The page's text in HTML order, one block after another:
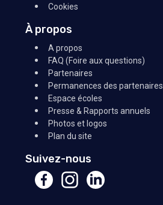
Cookies
À propos
A propos
FAQ (Foire aux questions)
Partenaires
Permanences des partenaires
Espace écoles
Presse & Rapports annuels
Photos et logos
Plan du site
Suivez-nous